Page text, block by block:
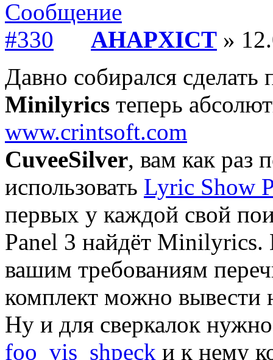
AHAPXICT »
Давно собирался сделать
Minilyrics теперь
www.crintsoft.com
CuveeSilver, вам как раз
использовать Lyric Show
первых у каждой свой
Panel 3 найдёт Minilyrics.
вашим требованиям
комплект можно вывести
Ну и для сверкалок
foo_vis_shpeck и к нему